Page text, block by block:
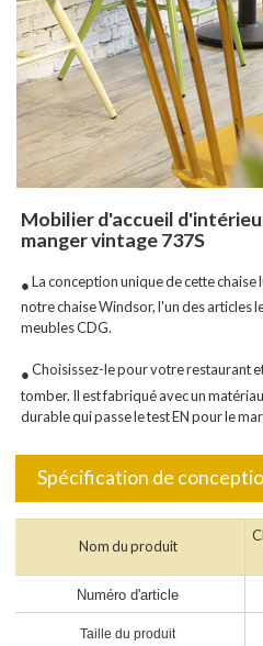
Mobilier d'accueil
manger vintage 737S
● La conception unique de cette
notre chaise Windsor, l'un des articles
meubles CDG.
● Choisissez-le pour votre restaurant
tomber. Il est fabriqué avec un
durable qui passe le test EN pour le
Spécification de
Nom du produit
Numéro d'article
Taille du produit